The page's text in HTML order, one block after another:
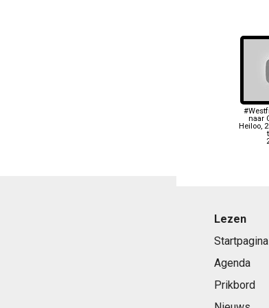
naar
Heiloo,
Lezen
Startpagina
Agenda
Prikbord